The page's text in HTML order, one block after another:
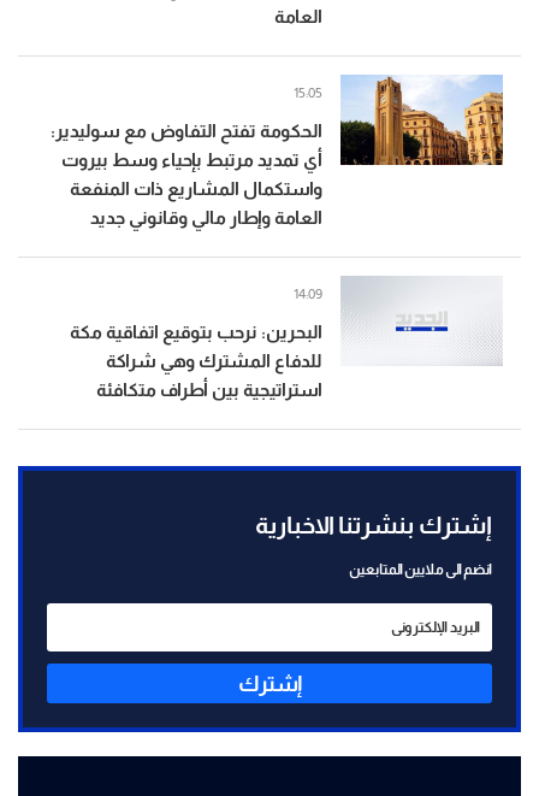
العامة
الحكومة تفتح التفاوض مع سوليدير:
أي تمديد مرتبط بإحياء وسط بيروت
واستكمال المشاريع ذات المنفعة
العامة وإطار مالي وقانوني جديد
15:05
البحرين: نرحب بتوقيع اتفاقية مكة
للدفاع المشترك وهي شراكة
استراتيجية بين أطراف متكافئة
14:09
إشترك بنشرتنا الاخبارية
انضم الى ملايين المتابعين
إشترك